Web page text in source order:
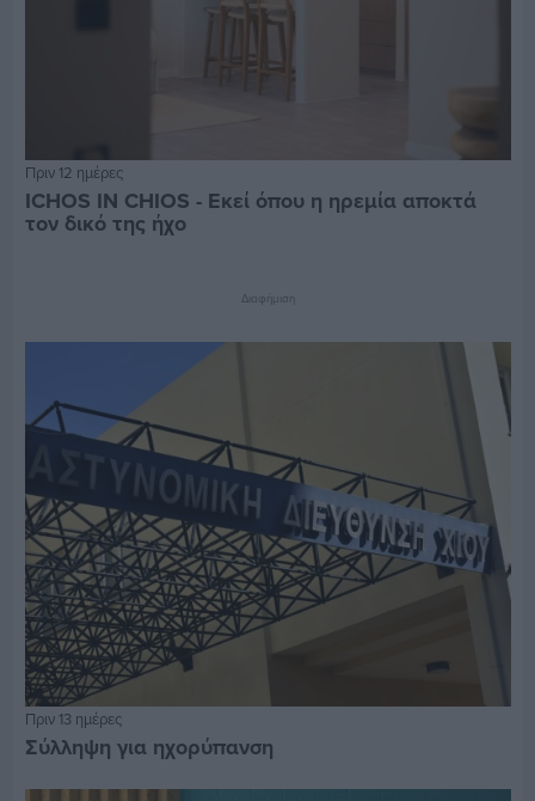
Πριν 12 ημέρες
ICHOS IN CHIOS - Εκεί όπου η ηρεμία αποκτά
τον δικό της ήχο
Διαφήμιση
Πριν 13 ημέρες
Σύλληψη για ηχορύπανση